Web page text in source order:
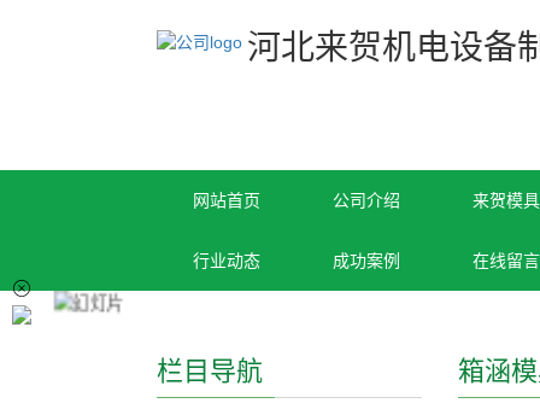
河北来贺机电设备
网站首页 公司介绍 来贺模
行业动态 成功案例 在线留言
箱涵
栏目导航